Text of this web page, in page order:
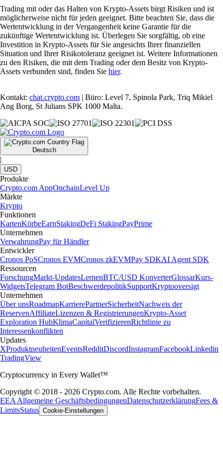
Trading mit oder das Halten von Krypto-Assets birgt Risiken und ist
möglicherweise nicht für jeden geeignet. Bitte beachten Sie, dass die
Wertentwicklung in der Vergangenheit keine Garantie für die
zukünftige Wertentwicklung ist. Überlegen Sie sorgfältig, ob eine
Investition in Krypto-Assets für Sie angesichts Ihrer finanziellen
Situation und Ihrer Risikotoleranz geeignet ist. Weitere Informationen
zu den Risiken, die mit dem Trading oder dem Besitz von Krypto-
Assets verbunden sind, finden Sie hier.
Kontakt: chat.crypto.com | Büro: Level 7, Spinola Park, Triq Mikiel
Ang Borg, St Julians SPK 1000 Malta.
Deutsch
|
USD
Produkte
Crypto.com AppOnchainLevel Up
Märkte
Krypto
Funktionen
KartenKörbeEarnStakingDeFi StakingPayPrime
Unternehmen
VerwahrungPay für Händler
Entwickler
Cronos PoSCronos EVMCronos zkEVMPay SDKAI Agent SDK
Ressourcen
ForschungMarkt-UpdatesLernenBTC/USD KonverterGlossarKurs-
WidgetsTelegram BotBeschwerdepolitikSupportKryptooversigt
Unternehmen
Über unsRoadmapKarrierePartnerSicherheitNachweis der
ReservenAffiliateLizenzen & RegistrierungenKrypto-Asset
Exploration HubKlimaCapitalVerifizierenRichtlinie zu
Interessenkonflikten
Updates
XProduktneuheitenEventsRedditDiscordInstagramFacebookLinkedin
TradingView
Cryptocurrency in Every Wallet™
Copyright © 2018 - 2026 Crypto.com. Alle Rechte vorbehalten.
EEA Allgemeine GeschäftsbedingungenDatenschutzerklärungFees &
LimitsStatus Cookie-Einstellungen